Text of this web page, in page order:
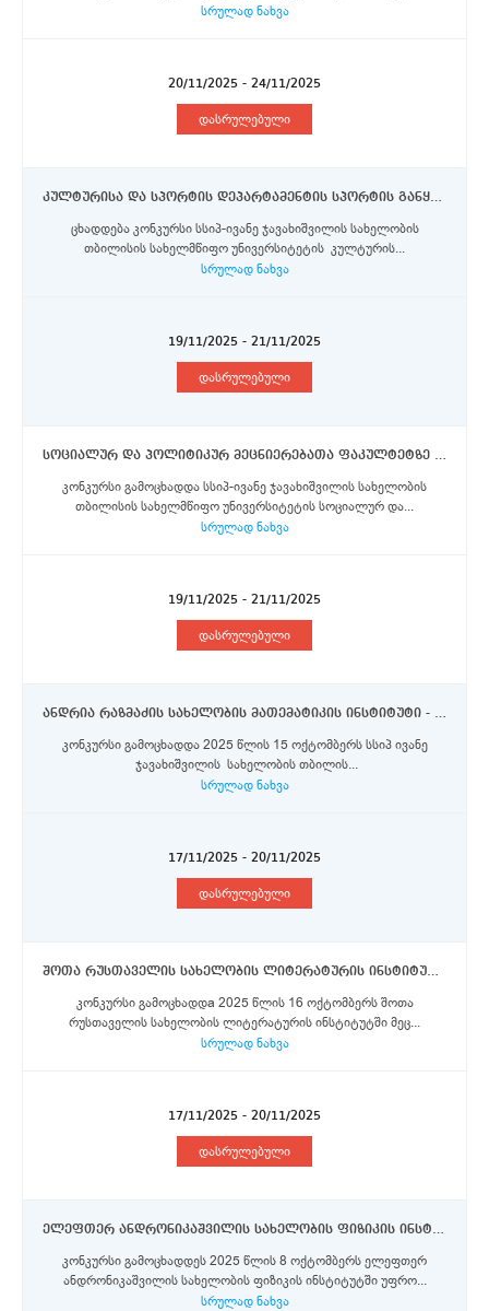
სრულად ნახვა
20/11/2025 - 24/11/2025
დასრულებული
კულტურისა და სპორტის დეპარტამენტის სპორტის განყოფილების უფროსი
ცხადდება კონკურსი სსიპ-ივანე ჯავახიშვილის სახელობის
თბილისის სახელმწიფო უნივერსიტეტის კულტურის...
სრულად ნახვა
19/11/2025 - 21/11/2025
დასრულებული
სოციალურ და პოლიტიკურ მეცნიერებათა ფაკულტეტზე (1 ვაკანსია) ანაზღაურებად სტაჟირებაზე.
კონკურსი გამოცხადდა სსიპ-ივანე ჯავახიშვილის სახელობის
თბილისის სახელმწიფო უნივერსიტეტის სოციალურ და...
სრულად ნახვა
19/11/2025 - 21/11/2025
დასრულებული
ანდრია რაზმაძის სახელობის მათემატიკის ინსტიტუტი - მთავარი მეცნიერი თანამშრომელი
კონკურსი გამოცხადდა 2025 წლის 15 ოქტომბერს სსიპ ივანე
ჯავახიშვილის სახელობის თბილის...
სრულად ნახვა
17/11/2025 - 20/11/2025
დასრულებული
შოთა რუსთაველის სახელობის ლიტერატურის ინსტიტუტი - მეცნიერი თანამშრომელი, უფროსი მეცნიერი თანამშრომელი
კონკურსი გამოცხადდa 2025 წლის 16 ოქტომბერს შოთა
რუსთაველის სახელობის ლიტერატურის ინსტიტუტში მეც...
სრულად ნახვა
17/11/2025 - 20/11/2025
დასრულებული
ელეფთერ ანდრონიკაშვილის სახელობის ფიზიკის ინსტიტუტი - უფროსი მეცნიერი თანამშრომლები
კონკურსი გამოცხადდეს 2025 წლის 8 ოქტომბერს ელეფთერ
ანდრონიკაშვილის სახელობის ფიზიკის ინსტიტუტში უფრო...
სრულად ნახვა